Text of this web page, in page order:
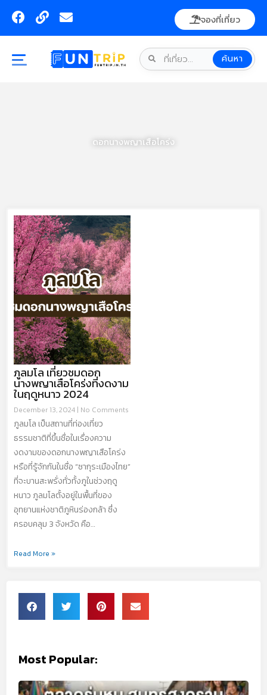
content
F
a
c
e
b
L
i
n
E
v
e
l
จองที่เที่ยว
ค้นหา
ดอกนางพญาเสือโคร่ง
ภูลมโล เที่ยวชมดอก
นางพญาเสือโคร่งที่งดงาม
ในฤดูหนาว 2024
December 13, 2024 No Comments
ภูลมโล เป็นสถานที่ท่องเที่ยว
ธรรมชาติที่ขึ้นชื่อในเรื่องความ
งดงามของดอกนางพญาเสือโคร่ง
หรือที่รู้จักกันในชื่อ “ซากุระเมืองไทย”
ที่จะบานสะพรั่งทั่วทั้งภูในช่วงฤดู
หนาว ภูลมโลตั้งอยู่ในพื้นที่ของ
อุทยานแห่งชาติภูหินร่องกล้า ซึ่ง
ครอบคลุม 3 จังหวัด คือ…
Read More »
Most Popular: